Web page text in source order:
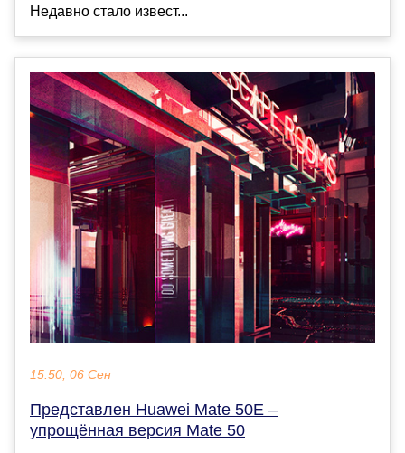
Недавно стало извест...
15:50, 06 Сен
Представлен Huawei Mate 50E –
упрощённая версия Mate 50